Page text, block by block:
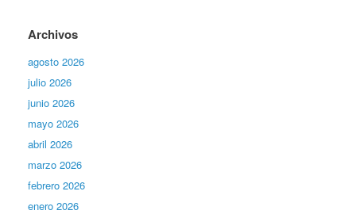
Archivos
agosto 2026
julio 2026
junio 2026
mayo 2026
abril 2026
marzo 2026
febrero 2026
enero 2026